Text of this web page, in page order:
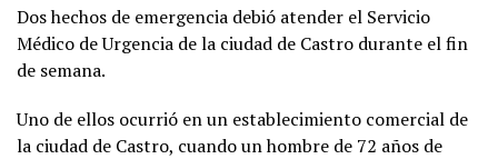
Dos hechos de emergencia debió atender el Servicio
Médico de Urgencia de la ciudad de Castro durante el fin
de semana.
Uno de ellos ocurrió en un establecimiento comercial de
la ciudad de Castro, cuando un hombre de 72 años de